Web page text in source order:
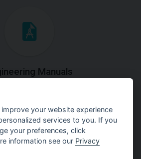
Manuals
steps guides on how
a specific tasks.
your website experience
services to you. If you
your preferences, click
information see our Privacy